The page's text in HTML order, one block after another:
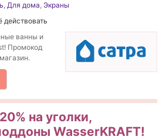
, Для дома, Экраны
ванны и
Промокод
на уголки,
WasserKRAFT!